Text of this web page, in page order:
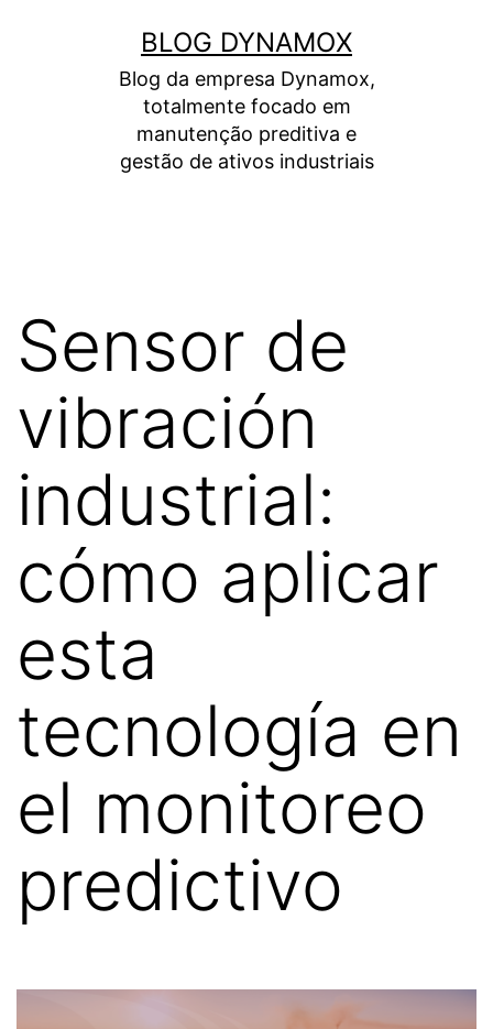
BLOG DYNAMOX
Blog da empresa Dynamox,
totalmente focado em
manutenção preditiva e
gestão de ativos industriais
Sensor de
vibración
industrial:
cómo aplicar
esta
tecnología en
el monitoreo
predictivo